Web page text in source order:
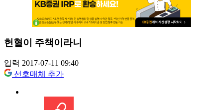
헌혈이 주책이라니
입력 2017-07-11 09:40
선호매체 추가